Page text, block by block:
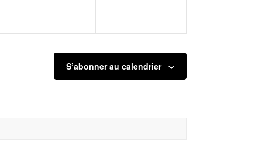
S’abonner au calendrier